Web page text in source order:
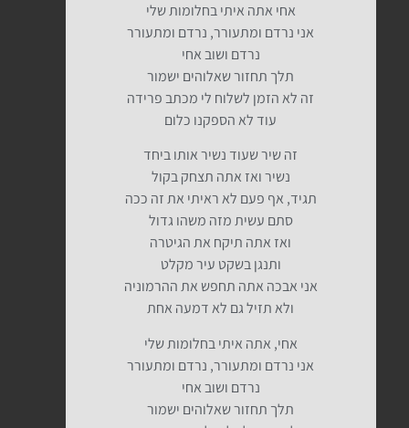
אחי אתה איתי בחלומות שלי
אני נרדם ומתעורר, נרדם ומתעורר
נרדם ושוב אחי
תלך תחזור שאלוהים ישמור
זה לא הזמן לשלוח לי מכתב פרידה
עוד לא הספקנו כלום
זה שיר שעוד נשיר אותו ביחד
נשיר ואז אתה תצחק בקול
תגיד, אף פעם לא ראיתי את זה ככה
סתם עשית מזה משהו גדול
ואז אתה תיקח את הגיטרה
ותנגן בשקט עיר מקלט
אני אבכה אתה תחפש את ההרמוניה
ולא תזיל גם לא דמעה אחת
אחי, אתה איתי בחלומות שלי
אני נרדם ומתעורר, נרדם ומתעורר
נרדם ושוב אחי
תלך תחזור שאלוהים ישמור